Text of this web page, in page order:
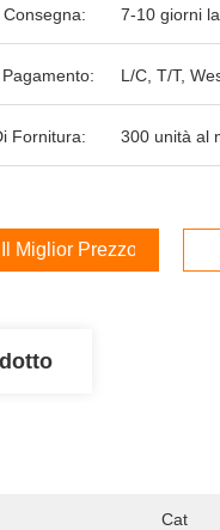
7-10 giorni
L/C, T/T,
Fornitura: 300 unità al
Miglior Prezzo
Cat